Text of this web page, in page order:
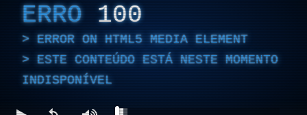
ERRO 100
ERROR ON HTML5 MEDIA ELEMENT
ESTE CONTEÚDO ESTÁ NESTE MOMENTO
INDISPONÍVEL